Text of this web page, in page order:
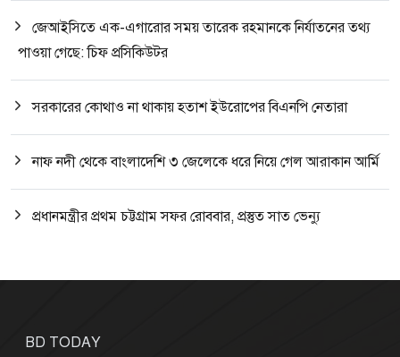
জেআইসিতে এক-এগারোর সময় তারেক রহমানকে নির্যাতনের তথ্য
পাওয়া গেছে: চিফ প্রসিকিউটর
সরকারের কোথাও না থাকায় হতাশ ইউরোপের বিএনপি নেতারা
নাফ নদী থেকে বাংলাদেশি ৩ জেলেকে ধরে নিয়ে গেল আরাকান আর্মি
প্রধানমন্ত্রীর প্রথম চট্টগ্রাম সফর রোববার, প্রস্তুত সাত ভেন্যু
BD TODAY